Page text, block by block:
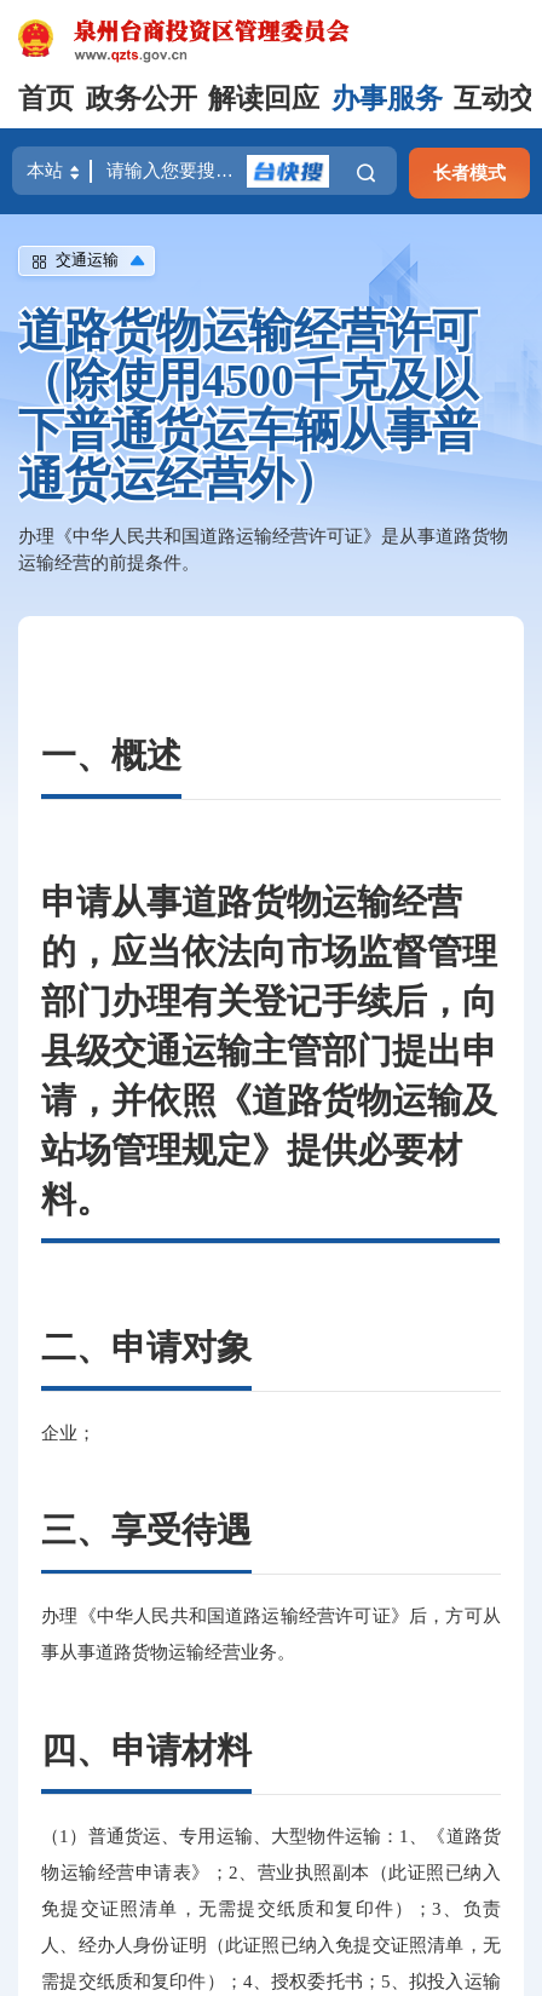
首页 政务公开 解读回应 办事服务 互动
长者模式
交通运输
道路货物运输经营许可
（除使用4500千克及以
下普通货运车辆从事普
通货运经营外）
办理《中华人民共和国道路运输经营许可证》是从事道路货物
运输经营的前提条件。
一、概述
申请从事道路货物运输经营
的，应当依法向市场监督管理
部门办理有关登记手续后，向
县级交通运输主管部门提出申
请，并依照《道路货物运输及
站场管理规定》提供必要材
料。
二、申请对象
企业；
三、享受待遇
办理《中华人民共和国道路运输经营许可证》后，方可从
事从事道路货物运输经营业务。
四、申请材料
（1）普通货运、专用运输、大型物件运输：1、《道路货
物运输经营申请表》；2、营业执照副本（此证照已纳入
免提交证照清单，无需提交纸质和复印件）；3、负责
人、经办人身份证明（此证照已纳入免提交证照清单，无
需提交纸质和复印件）；4、授权委托书；5、拟投入运输